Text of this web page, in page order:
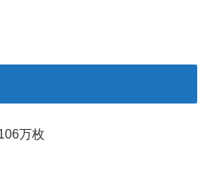
万枚